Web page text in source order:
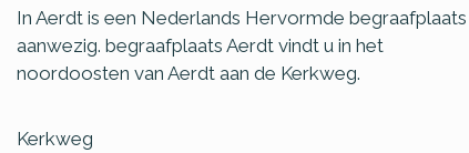
In Aerdt is een Nederlands Hervormde begraafplaats
aanwezig. begraafplaats Aerdt vindt u in het
noordoosten van Aerdt aan de Kerkweg.
Kerkweg